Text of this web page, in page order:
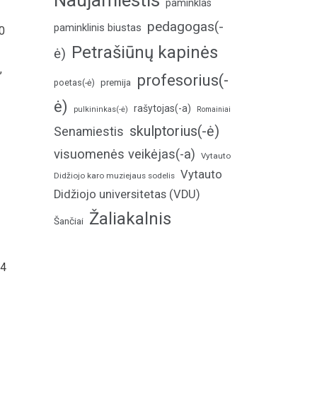
paminklas
paminklinis biustas pedagogas(-
ė) Petrašiūnų kapinės
poetas(-ė) premija
profesorius(-
ė)
pulkininkas(-ė) rašytojas(-a) Romainiai
Senamiestis skulptorius(-ė)
visuomenės veikėjas(-a)
Vytauto
Didžiojo karo muziejaus sodelis Vytauto
Didžiojo universitetas (VDU)
Šančiai Žaliakalnis